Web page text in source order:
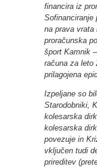
financira iz
Sofinanciranje
na prava vrata
proračunska
šport Kamnik
računa za leto
prilagojena
Izpeljane so
Starodobniki,
kolesarska
kolesarska
povezuje in
vključen tudi
prireditev